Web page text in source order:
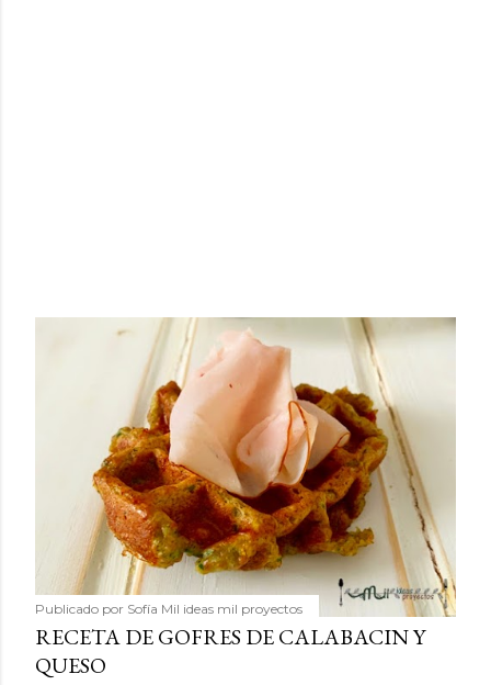
Publicado por Sofía Mil ideas mil proyectos
RECETA DE GOFRES DE CALABACIN Y
QUESO